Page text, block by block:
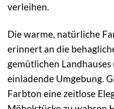
verleihen.
Die warme, natürliche
erinnert an die
gemütlichen
einladende Umgebung.
Farbton eine zeitlose